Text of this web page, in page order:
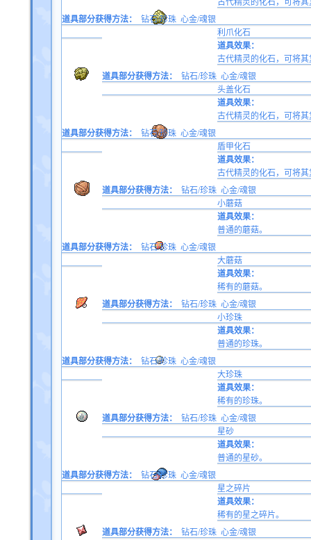
古代精灵的化石，可将其
道具部分获得方法：
钻石/珍珠 心金/魂银
利爪化石
道具效果：
古代精灵的化石，可将其
道具部分获得方法：
钻石/珍珠 心金/魂银
头盖化石
道具效果：
古代精灵的化石，可将其
道具部分获得方法：
钻石/珍珠 心金/魂银
盾甲化石
道具效果：
古代精灵的化石，可将其
道具部分获得方法：
钻石/珍珠 心金/魂银
小蘑菇
道具效果：
普通的蘑菇。
道具部分获得方法：
钻石/珍珠 心金/魂银
大蘑菇
道具效果：
稀有的蘑菇。
道具部分获得方法：
钻石/珍珠 心金/魂银
小珍珠
道具效果：
普通的珍珠。
道具部分获得方法：
钻石/珍珠 心金/魂银
大珍珠
道具效果：
稀有的珍珠。
道具部分获得方法：
钻石/珍珠 心金/魂银
星砂
道具效果：
普通的星砂。
道具部分获得方法：
钻石/珍珠 心金/魂银
星之碎片
道具效果：
稀有的星之碎片。
道具部分获得方法：
钻石/珍珠 心金/魂银